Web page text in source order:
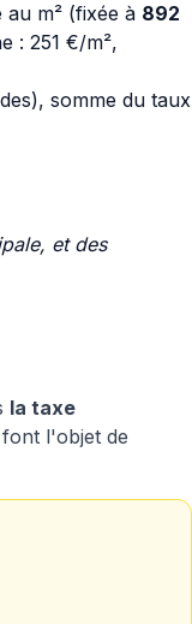
m² (fixée à 892
: 251 €/m²,
somme du taux
et des
la taxe
l'objet de